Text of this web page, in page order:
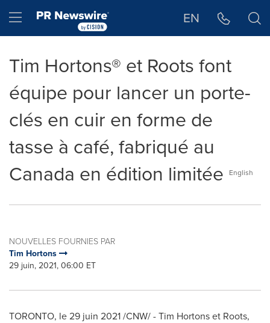
Hamburger menu EN
Tim Hortons® et Roots font
équipe pour lancer un porte-
clés en cuir en forme de
tasse à café, fabriqué au
Canada en édition limitée
English
NOUVELLES FOURNIES PAR
Tim Hortons
29 juin, 2021, 06:00 ET
TORONTO, le 29 juin 2021 /CNW/ - Tim Hortons et Roots,